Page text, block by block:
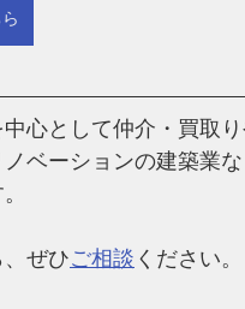
心として仲介・買取
ベーションの建築業な
ぜひご相談 ください。